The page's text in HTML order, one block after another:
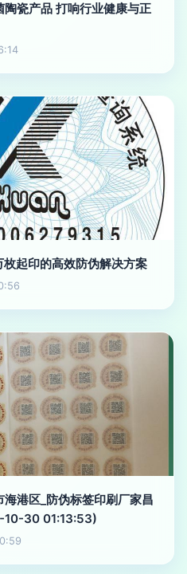
瓷产品 打响行业健康与正
起印的高效防伪解决方案
港区_防伪标签印刷厂家昌
10-30 01:13:53)